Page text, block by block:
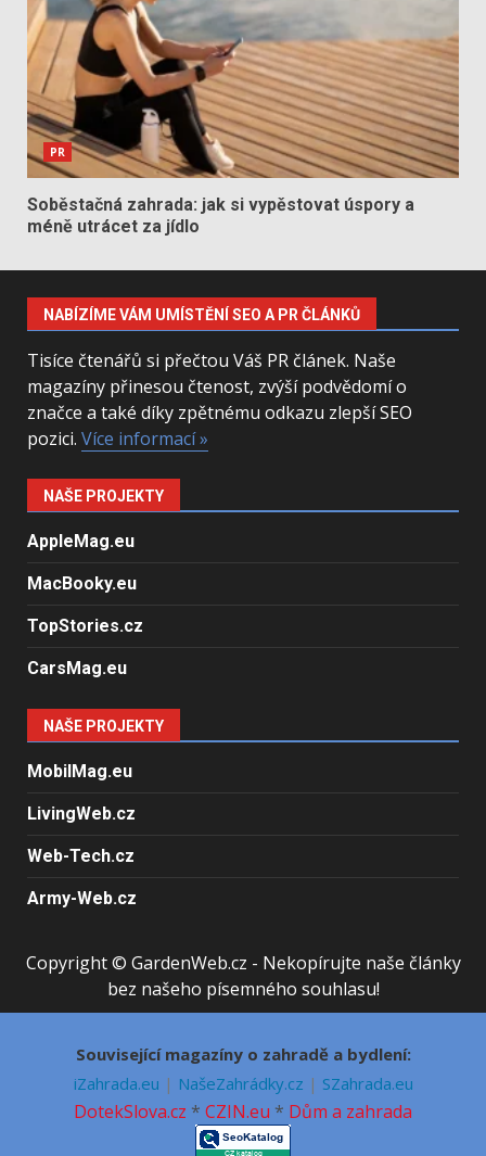
PR
Soběstačná zahrada: jak si vypěstovat úspory a
méně utrácet za jídlo
NABÍZÍME VÁM UMÍSTĚNÍ SEO A PR ČLÁNKŮ
Tisíce čtenářů si přečtou Váš PR článek. Naše
magazíny přinesou čtenost, zvýší podvědomí o
značce a také díky zpětnému odkazu zlepší SEO
pozici. Více informací »
NAŠE PROJEKTY
AppleMag.eu
MacBooky.eu
TopStories.cz
CarsMag.eu
NAŠE PROJEKTY
MobilMag.eu
LivingWeb.cz
Web-Tech.cz
Army-Web.cz
Copyright © GardenWeb.cz - Nekopírujte naše články
bez našeho písemného souhlasu!
Související magazíny o zahradě a bydlení:
iZahrada.eu | NašeZahrádky.cz | SZahrada.eu
DotekSlova.cz * CZIN.eu * Dům a zahrada